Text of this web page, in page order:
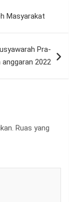
Masyarakat
Pra-
anggaran 2022
Ruas yang